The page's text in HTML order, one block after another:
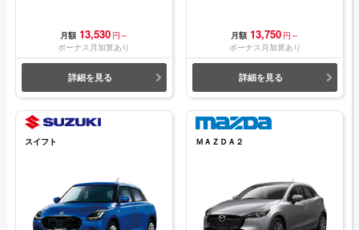
月額 13,530 円～
ボーナス月加算あり
詳細を見る
月額 13,750 円～
ボーナス月加算あり
詳細を見る
スイフト ＭＡＺＤＡ２